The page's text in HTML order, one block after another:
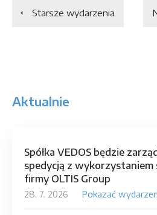
Starsze wydarzenia
Aktualnie
Spółka VEDOS będzie
spedycją z wykorzystaniem
firmy OLTIS Group
28. 7. 2026 Pokazać